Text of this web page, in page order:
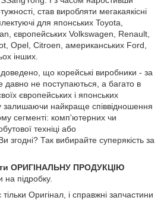
став виробляти мегакаякісні
для японських Toyota,
європейських Volkswagen, Renault,
Opel, Citroen, американських Ford,
інших.
що корейські виробники - за
давно не поступаються, а багато в
європейських і японських
залишаючи найкраще співвідношення
сегменті: комп'ютерних чи
техніці або
згодні? Так вибирайте суперякість за
ОРИГІНАЛЬНУ ПРОДУКЦІЮ
на підробку.
Оригінал, і справжні запчастини